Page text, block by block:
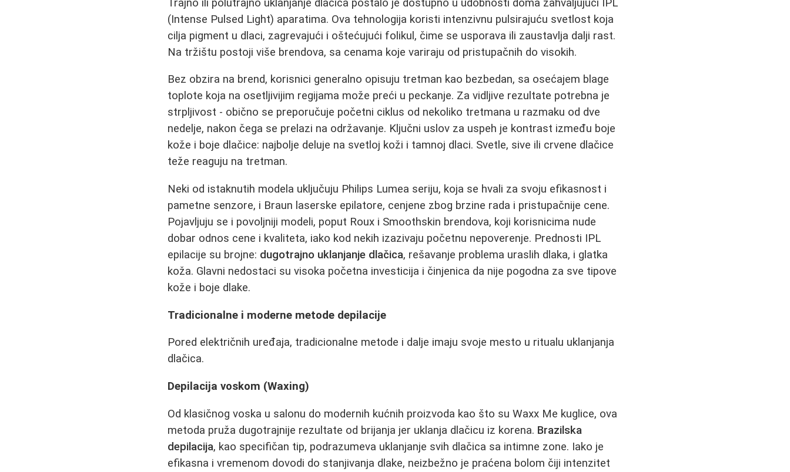
Trajno ili polutrajno uklanjanje dlačica postalo je dostupno u udobnosti doma zahvaljujući IPL
(Intense Pulsed Light) aparatima. Ova tehnologija koristi intenzivnu pulsirajuću svetlost koja
cilja pigment u dlaci, zagrevajući i oštećujući folikul, čime se usporava ili zaustavlja dalji rast.
Na tržištu postoji više brendova, sa cenama koje variraju od pristupačnih do visokih.
Bez obzira na brend, korisnici generalno opisuju tretman kao bezbedan, sa osećajem blage
toplote koja na osetljivijim regijama može preći u peckanje. Za vidljive rezultate potrebna je
strpljivost - obično se preporučuje početni ciklus od nekoliko tretmana u razmaku od dve
nedelje, nakon čega se prelazi na održavanje. Ključni uslov za uspeh je kontrast između boje
kože i boje dlačice: najbolje deluje na svetloj koži i tamnoj dlaci. Svetle, sive ili crvene dlačice
teže reaguju na tretman.
Neki od istaknutih modela uključuju Philips Lumea seriju, koja se hvali za svoju efikasnost i
pametne senzore, i Braun laserske epilatore, cenjene zbog brzine rada i pristupačnije cene.
Pojavljuju se i povoljniji modeli, poput Roux i Smoothskin brendova, koji korisnicima nude
dobar odnos cene i kvaliteta, iako kod nekih izazivaju početnu nepoverenje. Prednosti IPL
epilacije su brojne: dugotrajno uklanjanje dlačica, rešavanje problema uraslih dlaka, i glatka
koža. Glavni nedostaci su visoka početna investicija i činjenica da nije pogodna za sve tipove
kože i boje dlake.
Tradicionalne i moderne metode depilacije
Pored električnih uređaja, tradicionalne metode i dalje imaju svoje mesto u ritualu uklanjanja
dlačica.
Depilacija voskom (Waxing)
Od klasičnog voska u salonu do modernih kućnih proizvoda kao što su Waxx Me kuglice, ova
metoda pruža dugotrajnije rezultate od brijanja jer uklanja dlačicu iz korena. Brazilska
depilacija, kao specifičan tip, podrazumeva uklanjanje svih dlačica sa intimne zone. Iako je
efikasna i vremenom dovodi do stanjivanja dlake, neizbežno je praćena bolom čiji intenzitet